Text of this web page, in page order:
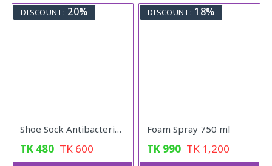
DISCOUNT: 20%
Shoe Sock Antibacterial Spray
TK 480 TK600
DISCOUNT: 18%
Foam Spray 750 ml
TK 990 TK1,200